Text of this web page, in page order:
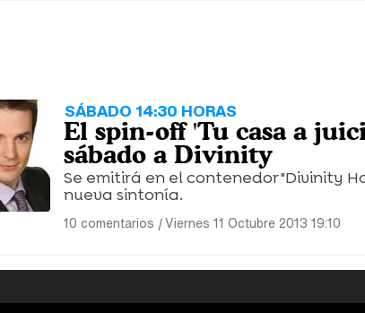
SÁBADO 14:30 HORAS
El spin-off 'Tu casa a
sábado a Divinity
Se emitirá en el contenedor "Divinity
nueva sintonía.
10 comentarios |Viernes 11 Octubre 2013 19:10